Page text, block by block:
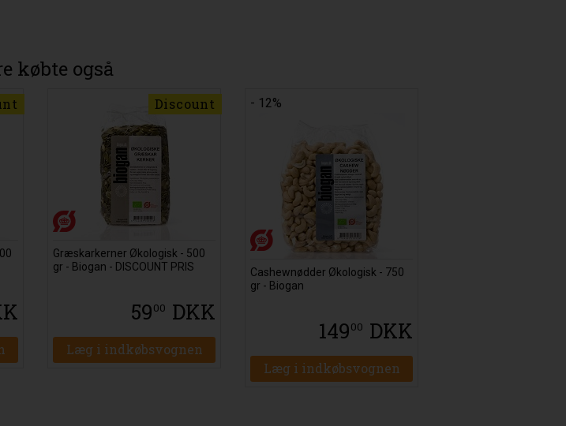
købte også
Discount
Græskarkerner Økologisk - 500
gr - Biogan - DISCOUNT PRIS
5900 DKK
Læg i indkøbsvognen
- 12%
Cashewnødder Økologisk - 750
gr - Biogan
14900 DKK
Læg i indkøbsvognen